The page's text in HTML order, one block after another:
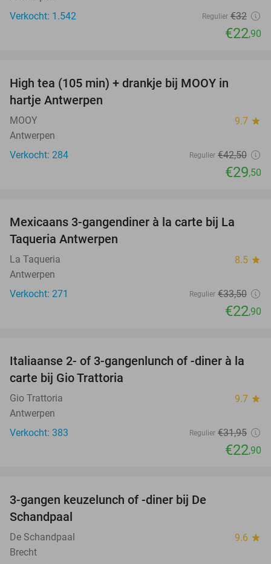
Verkocht: 1.542
Regulier €32
€22,90
High tea (105 min) + drankje bij MOOY in
hartje Antwerpen
MOOY 9.7 star
Antwerpen
Verkocht: 284
Regulier €42,50
€29,50
32%
Mexicaans 3-gangendiner à la carte bij La
Taqueria Antwerpen
La Taqueria 8.5 star
Antwerpen
Verkocht: 271
Regulier €33,50
€22,90
28%
Italiaanse 2- of 3-gangenlunch of -diner à la
carte bij Gio Trattoria
Gio Trattoria 9.7 star
Antwerpen
Verkocht: 383
Regulier €31,95
€22,90
3-gangen keuzelunch of -diner bij De
Schandpaal
De Schandpaal 9.6 star
Brecht